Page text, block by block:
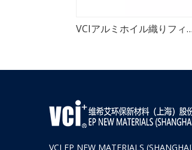
VCIアルミホイル織りフィルム
VCI EP NEW MATERIALS